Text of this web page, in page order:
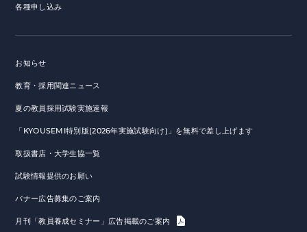
各種申し込み
お知らせ
教育・採用関連ニュース
夏の教員採用試験実施速報
「KYOUSEMI特別版(2026年実施試験向け)」を無料で差し上げます
取扱書店・大学生協一覧
試験情報提供のお願い
バナー広告募集のご案内
月刊「教員養成セミナー」広告掲載のご案内